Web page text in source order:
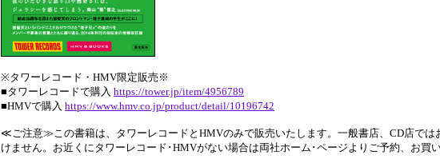
※タワーレコード・HMV限定販売※
■タワーレコードで購入 https://tower.jp/item/4956789
■HMVで購入 https://www.hmv.co.jp/product/detail/10196742
≪ご注意≫この書籍は、タワーレコードとHMVのみで販売いたします。一般書店、CD店では
けません。お近くにタワーレコード･HMVがない場合は両社ホーム･ページよりご予約、お買い